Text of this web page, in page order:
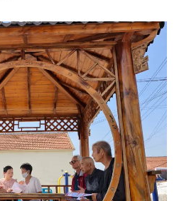
感觉全东北都在等7号
东方甄选被判赔偿江小白30万元
奋进开新局 实干挑大梁